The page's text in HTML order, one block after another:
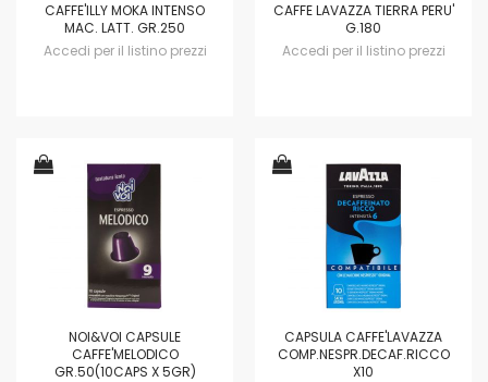
CAFFE'ILLY MOKA INTENSO
MAC. LATT. GR.250
Accedi per il listino prezzi
CAFFE LAVAZZA TIERRA PERU'
G.180
Accedi per il listino prezzi
NOI&VOI CAPSULE
CAFFE'MELODICO
GR.50(10CAPS X 5GR)
CAPSULA CAFFE'LAVAZZA
COMP.NESPR.DECAF.RICCO
X10